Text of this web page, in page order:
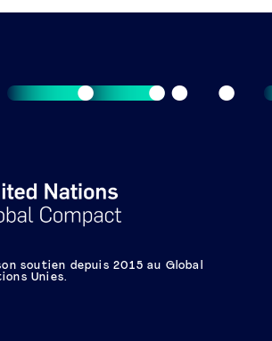
soutien depuis 2015 au Global
Unies.